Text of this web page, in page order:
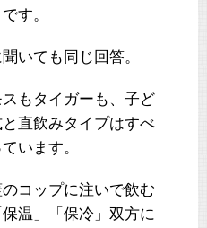
です。
いても同じ回答。
もタイガーも、子ど
直飲みタイプはすべ
います。
コップに注いで飲む
温」「保冷」双方に